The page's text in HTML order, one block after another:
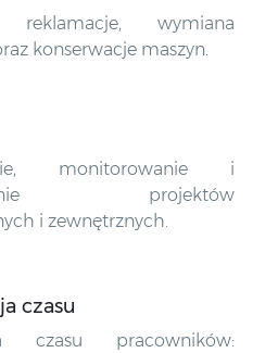
reklamacje, wymiana
konserwacje maszyn.
monitorowanie i
projektów
i zewnętrznych.
czasu
czasu pracowników: